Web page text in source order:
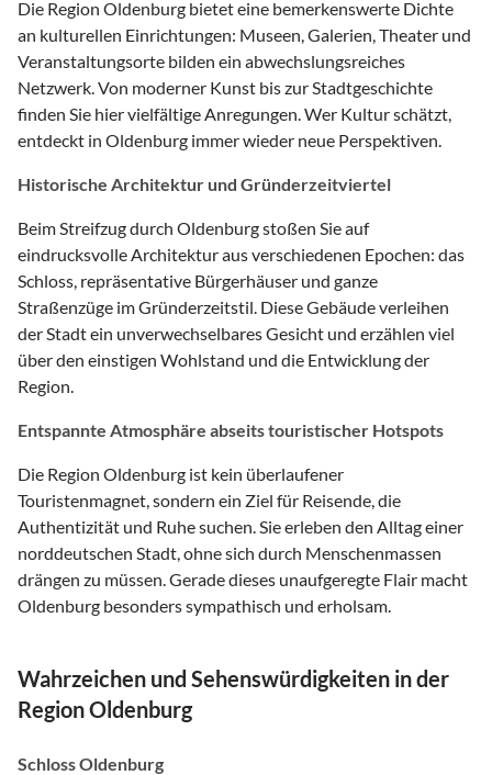
Die Region Oldenburg bietet eine bemerkenswerte Dichte
an kulturellen Einrichtungen: Museen, Galerien, Theater und
Veranstaltungsorte bilden ein abwechslungsreiches
Netzwerk. Von moderner Kunst bis zur Stadtgeschichte
finden Sie hier vielfältige Anregungen. Wer Kultur schätzt,
entdeckt in Oldenburg immer wieder neue Perspektiven.
Historische Architektur und Gründerzeitviertel
Beim Streifzug durch Oldenburg stoßen Sie auf
eindrucksvolle Architektur aus verschiedenen Epochen: das
Schloss, repräsentative Bürgerhäuser und ganze
Straßenzüge im Gründerzeitstil. Diese Gebäude verleihen
der Stadt ein unverwechselbares Gesicht und erzählen viel
über den einstigen Wohlstand und die Entwicklung der
Region.
Entspannte Atmosphäre abseits touristischer Hotspots
Die Region Oldenburg ist kein überlaufener
Touristenmagnet, sondern ein Ziel für Reisende, die
Authentizität und Ruhe suchen. Sie erleben den Alltag einer
norddeutschen Stadt, ohne sich durch Menschenmassen
drängen zu müssen. Gerade dieses unaufgeregte Flair macht
Oldenburg besonders sympathisch und erholsam.
Wahrzeichen und Sehenswürdigkeiten in der
Region Oldenburg
Schloss Oldenburg